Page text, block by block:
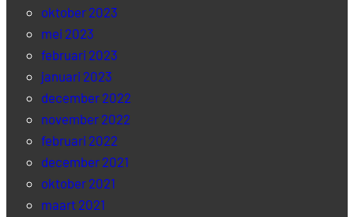
oktober 2023
mei 2023
februari 2023
januari 2023
december 2022
november 2022
februari 2022
december 2021
oktober 2021
maart 2021